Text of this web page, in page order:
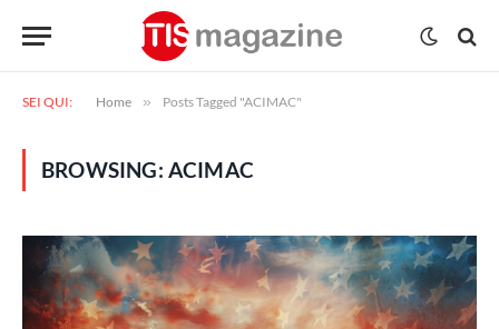
SEI QUI: Home » Posts Tagged "ACIMAC"
BROWSING: ACIMAC